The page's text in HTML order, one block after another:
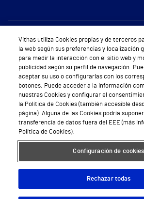
Sobre Vithas
Quiénes somos
Trabajar en Vithas
Teléfono Cita Médica
Teléfono Atención al
Política de seguridad y salud
Conoce a Supervita
Aviso Legal Política de cookies Política de privacidad
Vithas utiliza Cookies propias y de terceros
la web según sus preferencias y localización
para medir la interacción con el sitio web y
publicidad según su perfil de navegación.
aceptar su uso o configurarlas con los
botones. Puede acceder a la información
nuestras Cookies y configurar el
la Política de Cookies (también accesible
página). Alguna de las Cookies podría
transferencia de datos fuera del EEE (más
Política de Cookies).
Configuración de cookies
Rechazar todas